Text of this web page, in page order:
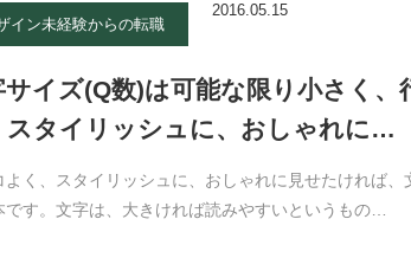
イン未経験からの転職
2016.05.15
サイズ(Q数)は可能な限り小さく、
スタイリッシュに、おしゃれに…
よく、スタイリッシュに、おしゃれに見せたければ
です。文字は、大きければ読みやすいというもの…